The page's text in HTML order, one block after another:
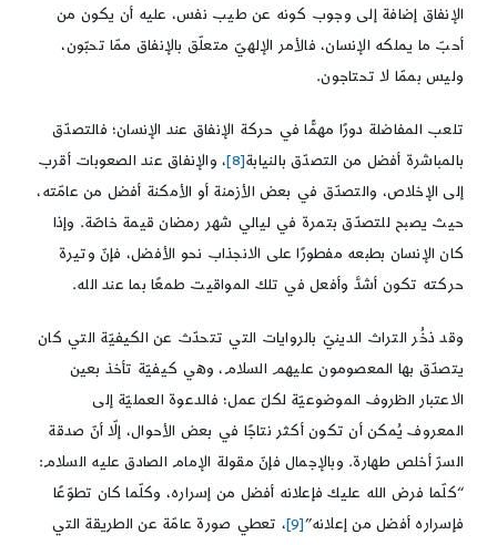
الإنفاق إضافة إلى وجوب كونه عن طيب نفس، عليه أن يكون من
أحبّ ما يملكه الإنسان، فالأمر الإلهيّ متعلّق بالإنفاق ممّا تحبّون،
وليس بممّا لا تحتاجون.
تلعب المفاضلة دورًا مهمًّا في حركة الإنفاق عند الإنسان؛ فالتصدّق
بالمباشرة أفضل من التصدّق بالنيابة[8]
، والإنفاق عند الصعوبات أقرب
إلى الإخلاص، والتصدّق في بعض الأزمنة أو الأمكنة أفضل من عامّته،
حيث يصبح للتصدّق بتمرة في ليالي شهر رمضان قيمة خاصّة. وإذا
كان الإنسان بطبعه مفطورًا على الانجذاب نحو الأفضل، فإنّ وتيرة
حركته تكون أشدَّ وأفعل في تلك المواقيت طمعًا بما عند الله.
وقد ذخُر التراث الدينيّ بالروايات التي تتحدّث عن الكيفيّة التي كان
يتصدّق بها المعصومون عليهم السلام، وهي كيفيّة تأخذ بعين
الاعتبار الظروف الموضوعيّة لكلّ عمل؛ فالدعوة العمليّة إلى
المعروف يُمكن أن تكون أكثر نتاجًا في بعض الأحوال، إلّا أنّ صدقة
السرّ أخلص طهارة. وبالإجمال فإنّ مقولة الإمام الصادق عليه السلام:
“كلّما فرض الله عليك فإعلانه أفضل من إسراره، وكلّما كان تطوّعًا
فإسراره أفضل من إعلانه”[9]
، تعطي صورة عامّة عن الطريقة التي